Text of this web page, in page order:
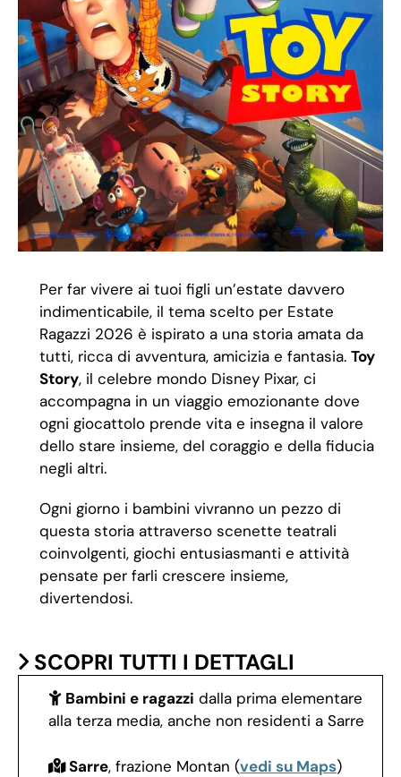
Per far vivere ai tuoi figli un’estate davvero
indimenticabile, il tema scelto per Estate
Ragazzi 2026 è ispirato a una storia amata da
tutti, ricca di avventura, amicizia e fantasia. Toy
Story, il celebre mondo Disney Pixar, ci
accompagna in un viaggio emozionante dove
ogni giocattolo prende vita e insegna il valore
dello stare insieme, del coraggio e della fiducia
negli altri.
Ogni giorno i bambini vivranno un pezzo di
questa storia attraverso scenette teatrali
coinvolgenti, giochi entusiasmanti e attività
pensate per farli crescere insieme,
divertendosi.
SCOPRI TUTTI I DETTAGLI
Bambini e ragazzi dalla prima elementare
alla terza media, anche non residenti a Sarre
Sarre, frazione Montan (vedi su Maps)